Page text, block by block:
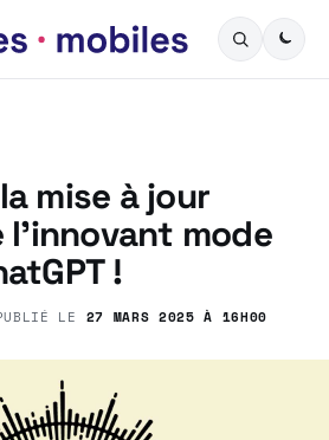
mise à jour
mode
!
LE 27 MARS 2025 À 16H00